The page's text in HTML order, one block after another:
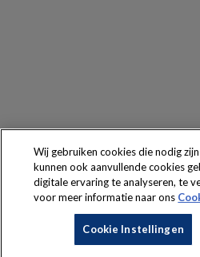
Wij gebruiken cookies die nodig
kunnen ook aanvullende cookies
digitale ervaring te analyseren, te
voor meer informatie naar ons
Cookie Instellingen